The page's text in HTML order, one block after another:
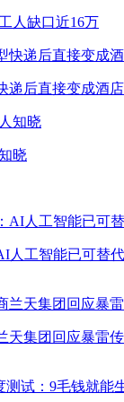
人缺口近16万
递后直接变成酒店
晓
人工智能已可替代
天集团回应暴雷